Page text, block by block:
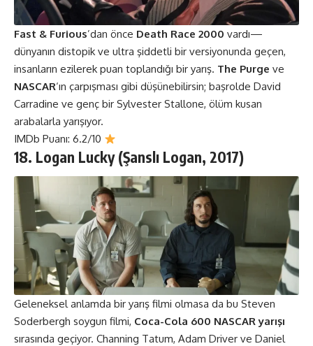
Fast & Furious’dan önce Death Race 2000 vardı—
dünyanın distopik ve ultra şiddetli bir versiyonunda geçen,
insanların ezilerek puan toplandığı bir yarış. The Purge ve
NASCAR‘ın çarpışması gibi düşünebilirsin; başrolde David
Carradine ve genç bir Sylvester Stallone, ölüm kusan
arabalarla yarışıyor.
IMDb Puanı: 6.2/10
18. Logan Lucky (Şanslı Logan, 2017)
Geleneksel anlamda bir yarış filmi olmasa da bu Steven
Soderbergh soygun filmi, Coca-Cola 600 NASCAR yarışı
sırasında geçiyor. Channing Tatum, Adam Driver ve Daniel